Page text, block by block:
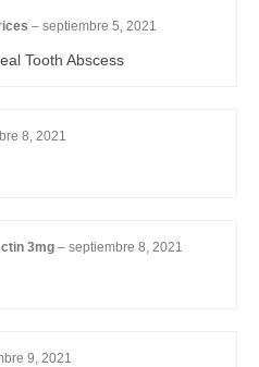
– septiembre 5, 2021
Tooth Abscess
8, 2021
3mg – septiembre 8, 2021
9, 2021